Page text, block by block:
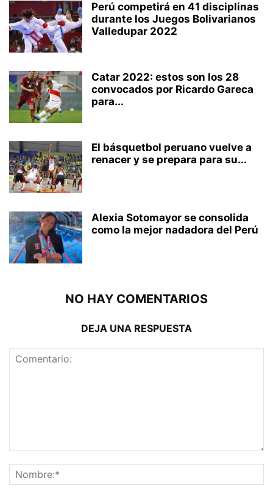
Perú competirá en 41 disciplinas
durante los Juegos Bolivarianos
Valledupar 2022
Catar 2022: estos son los 28
convocados por Ricardo Gareca
para...
El básquetbol peruano vuelve a
renacer y se prepara para su...
Alexia Sotomayor se consolida
como la mejor nadadora del Perú
NO HAY COMENTARIOS
DEJA UNA RESPUESTA